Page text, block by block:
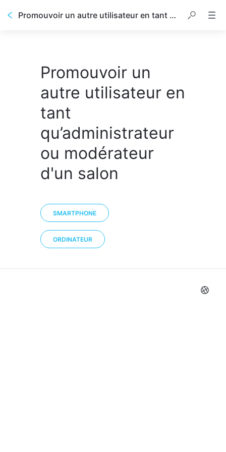
Promouvoir un autre utilisateur en tant qu’administrateur ou modérateur d'un salon
Promouvoir un
autre utilisateur en
tant
qu’administrateur
ou modérateur
d'un salon
SMARTPHONE
ORDINATEUR